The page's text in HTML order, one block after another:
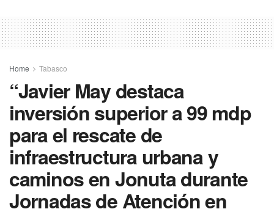
Home Tabasco
“Javier May destaca
inversión superior a 99 mdp
para el rescate de
infraestructura urbana y
caminos en Jonuta durante
Jornadas de Atención en